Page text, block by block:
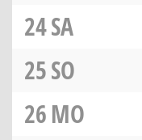
24SA
25SO
26MO